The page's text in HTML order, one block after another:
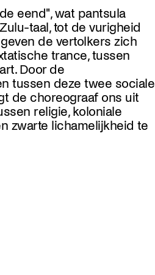
eend", wat pantsula
taal, tot de vurigheid
de vertolkers zich
trance, tussen
Door de
tussen deze twee sociale
de choreograaf ons uit
religie, koloniale
zwarte lichamelijkheid te